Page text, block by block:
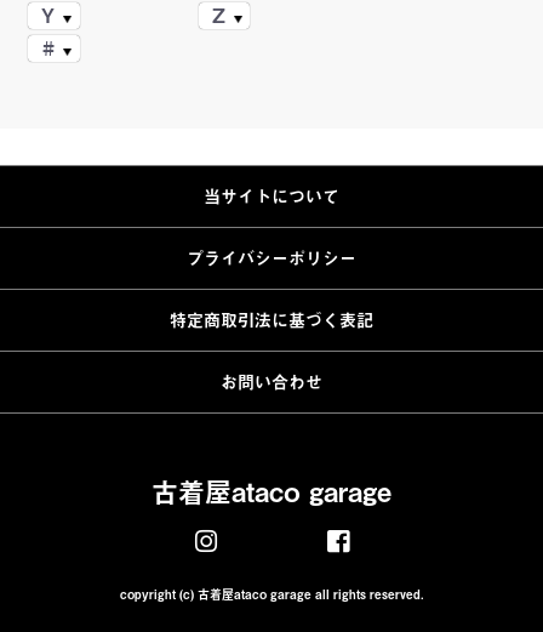
Y
Z
#
当サイトについて
プライバシーポリシー
特定商取引法に基づく表記
お問い合わせ
古着屋ataco garage
copyright (c) 古着屋ataco garage all rights reserved.